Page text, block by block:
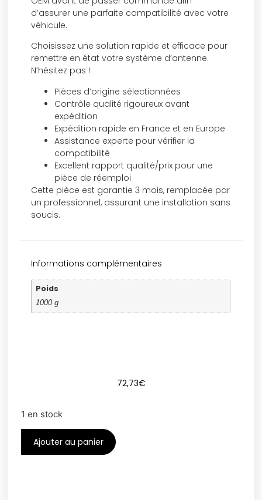
d’assurer une parfaite compatibilité avec votre
véhicule.
Choisissez une solution rapide et efficace pour
remettre en état votre système d’antenne.
N’hésitez pas !
Pièces d’origine sélectionnées
Contrôle qualité rigoureux avant
expédition
Expédition rapide en France et en Europe
Assistance experte pour vérifier la
compatibilité
Excellent rapport qualité/prix pour une
pièce de réemploi
Cette pièce est garantie 3 mois, remplacée par
un professionnel, assurant une installation sans
soucis.
Informations complémentaires
Poids
1000 g
72,73€
1 en stock
Ajouter au panier